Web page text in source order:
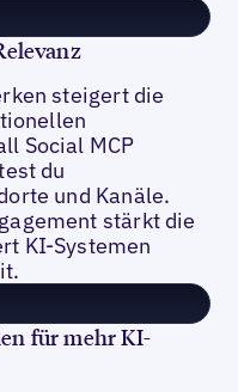
steigert die
Social MCP
du
und Kanäle.
stärkt die
KI-Systemen
für mehr KI-